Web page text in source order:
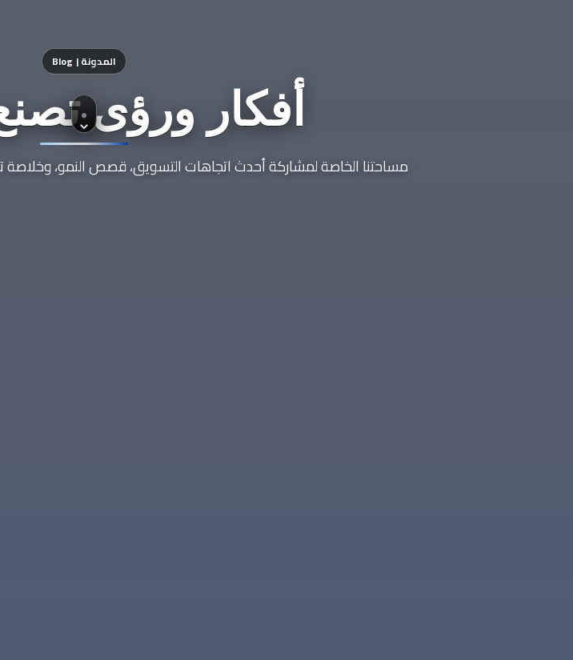
المدونة | Blog
أفكار ورؤى
مساحتنا الخاصة لمشاركة أحدث اتجاهات التسويق، قصص النمو، وخلاصة